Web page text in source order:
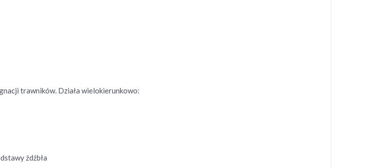
trawników. Działa wielokierunkowo:
źdźbła